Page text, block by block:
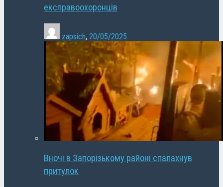
експравоохоронців
zapsich, 20/05/2025
Вночі в Запорізькому районі спалахнув
притулок